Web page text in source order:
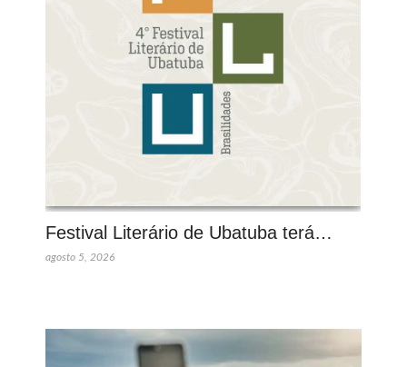
Festival Literário de Ubatuba terá…
agosto 5, 2026